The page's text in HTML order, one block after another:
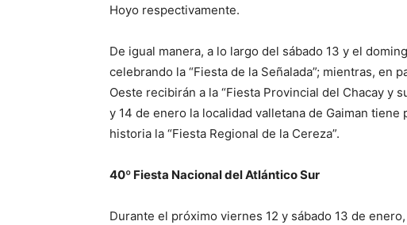
Hoyo respectivamente.
De igual manera, a lo largo del sábado 13 y el
celebrando la “Fiesta de la Señalada”; mientras, en
Oeste recibirán a la “Fiesta Provincial del Chacay y
y 14 de enero la localidad valletana de Gaiman
historia la “Fiesta Regional de la Cereza”.
40º Fiesta Nacional del Atlántico Sur
Durante el próximo viernes 12 y sábado 13 de